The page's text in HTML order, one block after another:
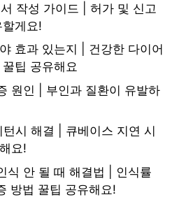
작성 가이드 | 허가 및 신고
게요!
효과 있는지 | 건강한 다이어
팁 공유해요
원인 | 부인과 질환이 유발하
시 해결 | 큐베이스 지연 시
요!
식 안 될 때 해결법 | 인식률
방법 꿀팁 공유해요!